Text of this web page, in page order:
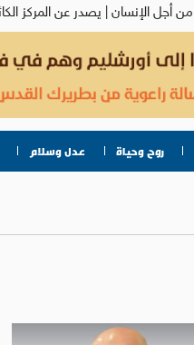
روح وحياة عدل وسلام